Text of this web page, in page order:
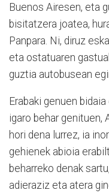
Buenos Airesen, eta
bisitatzera joatea,
Panpara. Ni, diruz
eta ostatuaren
guztia autobusean
Erabaki genuen
igaro behar genituen,
hori dena lurrez, ia
gehienek abioia
beharreko denak
adieraziz eta atera